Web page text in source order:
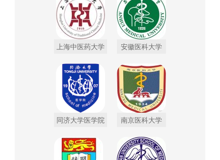
上海中医药大学 安徽医科大学
同济大学医学院 南京医科大学